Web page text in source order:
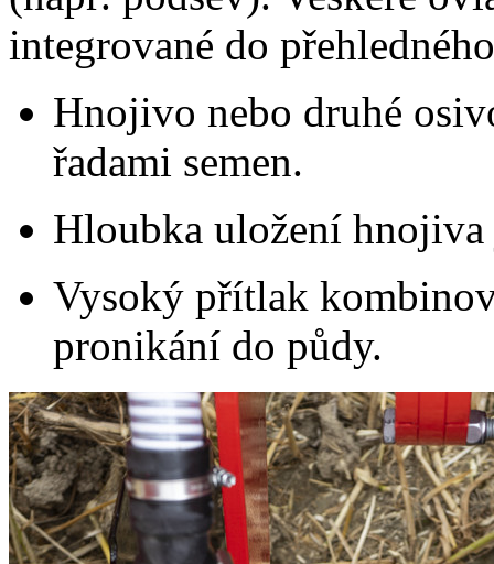
integrované do
Hnojivo nebo druhé
řadami semen.
Hloubka uložení
Vysoký přítlak
pronikání do půdy.